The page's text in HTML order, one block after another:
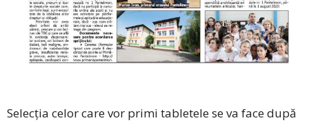
Selecția celor care vor primi tabletele se va face după